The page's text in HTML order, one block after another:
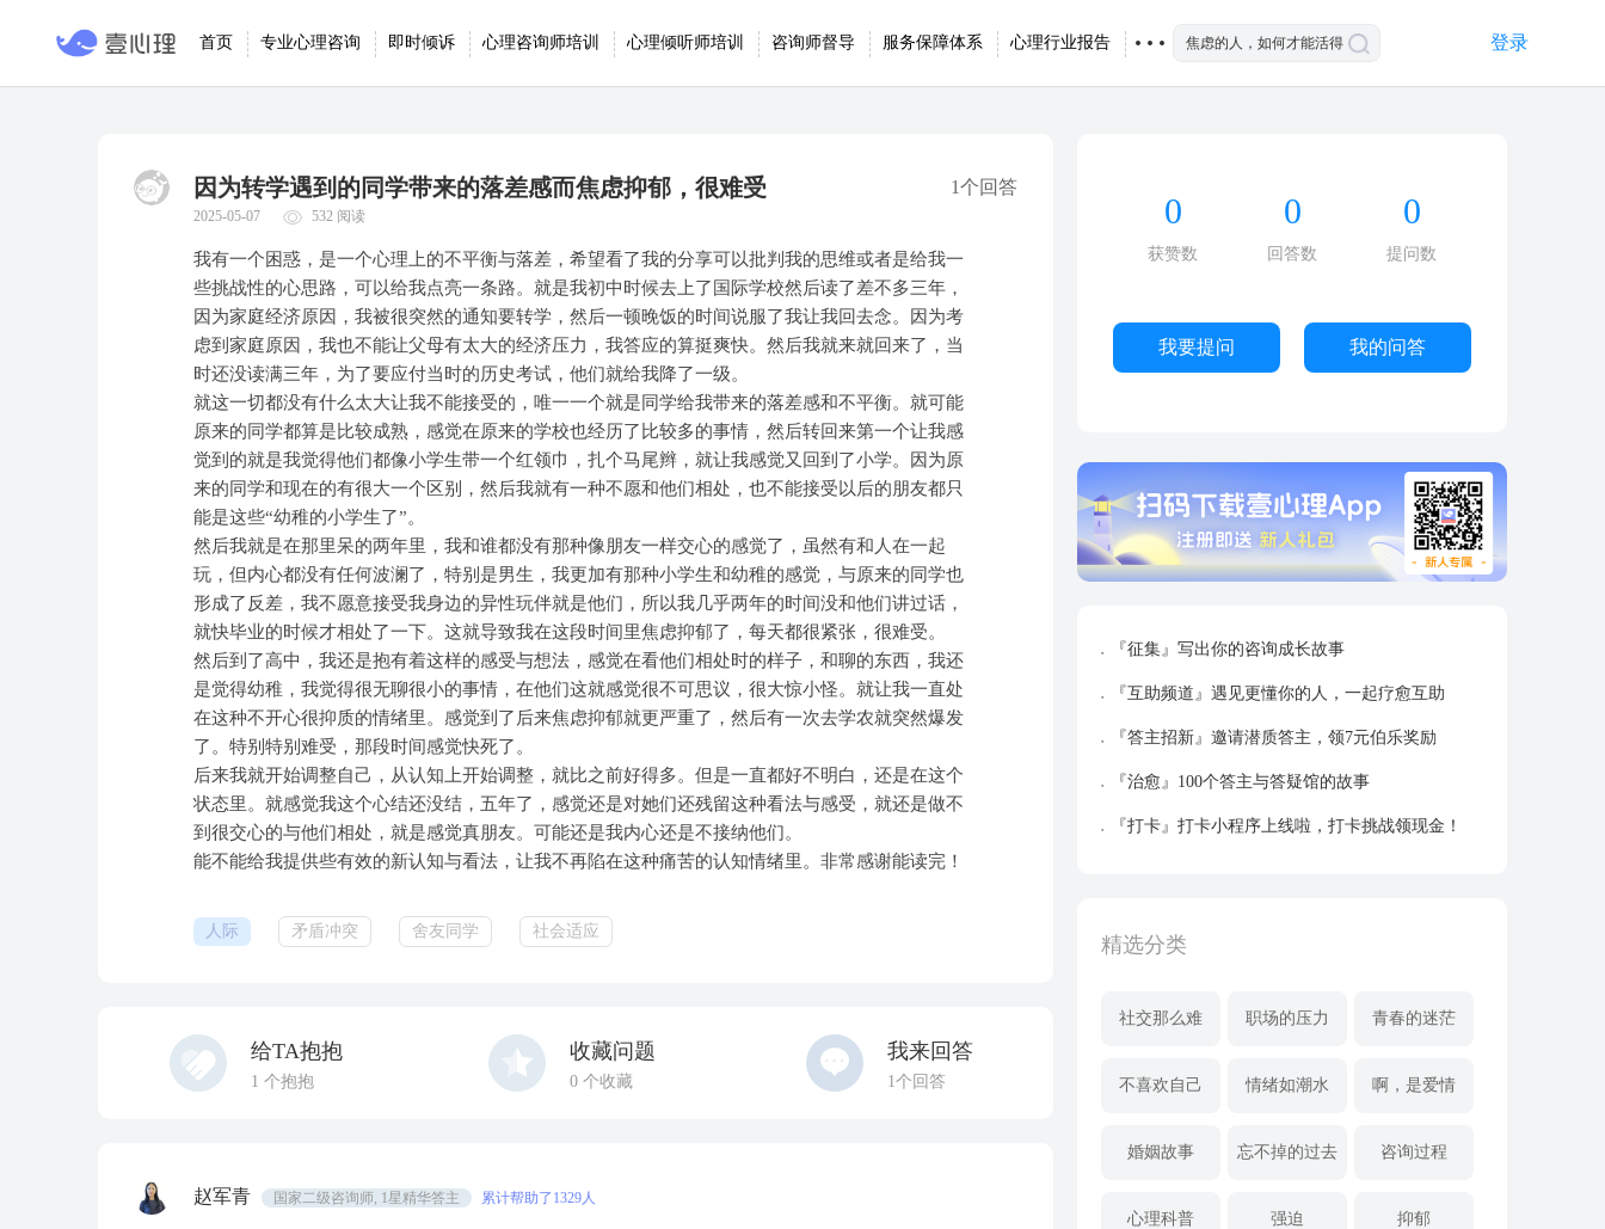
首页 专业心理咨询 即时倾诉 心理咨询师培训 心理倾听师培训 咨询师督导 服务保障体系 心理行业报告 登录
因为转学遇到的同学带来的落差感而焦虑抑郁，很难受 1个回答
2025-05-07 532 阅读
我有一个困惑，是一个心理上的不平衡与落差，希望看了我的分享可以批判我的思维或者是给我一
些挑战性的心思路，可以给我点亮一条路。就是我初中时候去上了国际学校然后读了差不多三年，
因为家庭经济原因，我被很突然的通知要转学，然后一顿晚饭的时间说服了我让我回去念。因为考
虑到家庭原因，我也不能让父母有太大的经济压力，我答应的算挺爽快。然后我就来就回来了，当
时还没读满三年，为了要应付当时的历史考试，他们就给我降了一级。
就这一切都没有什么太大让我不能接受的，唯一一个就是同学给我带来的落差感和不平衡。就可能
原来的同学都算是比较成熟，感觉在原来的学校也经历了比较多的事情，然后转回来第一个让我感
觉到的就是我觉得他们都像小学生带一个红领巾，扎个马尾辫，就让我感觉又回到了小学。因为原
来的同学和现在的有很大一个区别，然后我就有一种不愿和他们相处，也不能接受以后的朋友都只
能是这些“幼稚的小学生了”。
然后我就是在那里呆的两年里，我和谁都没有那种像朋友一样交心的感觉了，虽然有和人在一起
玩，但内心都没有任何波澜了，特别是男生，我更加有那种小学生和幼稚的感觉，与原来的同学也
形成了反差，我不愿意接受我身边的异性玩伴就是他们，所以我几乎两年的时间没和他们讲过话，
就快毕业的时候才相处了一下。这就导致我在这段时间里焦虑抑郁了，每天都很紧张，很难受。
然后到了高中，我还是抱有着这样的感受与想法，感觉在看他们相处时的样子，和聊的东西，我还
是觉得幼稚，我觉得很无聊很小的事情，在他们这就感觉很不可思议，很大惊小怪。就让我一直处
在这种不开心很抑质的情绪里。感觉到了后来焦虑抑郁就更严重了，然后有一次去学农就突然爆发
了。特别特别难受，那段时间感觉快死了。
后来我就开始调整自己，从认知上开始调整，就比之前好得多。但是一直都好不明白，还是在这个
状态里。就感觉我这个心结还没结，五年了，感觉还是对她们还残留这种看法与感受，就还是做不
到很交心的与他们相处，就是感觉真朋友。可能还是我内心还是不接纳他们。
能不能给我提供些有效的新认知与看法，让我不再陷在这种痛苦的认知情绪里。非常感谢能读完！
人际 矛盾冲突 舍友同学 社会适应
给TA抱抱
1 个抱抱
收藏问题
0个收藏
我来回答
1个回答
赵军青 国家二级咨询师, 1星精华答主 累计帮助了1329人
0
获赞数
0
回答数
0
提问数
我要提问 我的问答
『征集』写出你的咨询成长故事
『互助频道』遇见更懂你的人，一起疗愈互助
『答主招新』邀请潜质答主，领7元伯乐奖励
『治愈』100个答主与答疑馆的故事
『打卡』打卡小程序上线啦，打卡挑战领现金！
精选分类
社交那么难 职场的压力 青春的迷茫
不喜欢自己 情绪如潮水 啊，是爱情
婚姻故事 忘不掉的过去 咨询过程
心理科普 强迫 抑郁